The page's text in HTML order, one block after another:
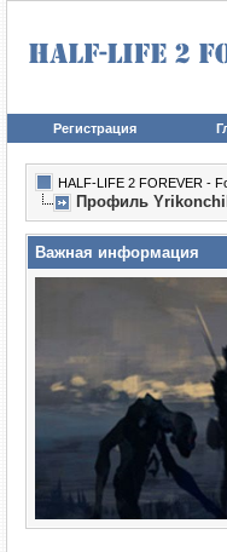
Регистрация
HALF-LIFE 2 FOREVER -
Профиль
Важная информация